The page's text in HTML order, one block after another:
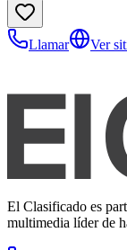
Llamar Ver
El Clasificado es
multimedia líder de